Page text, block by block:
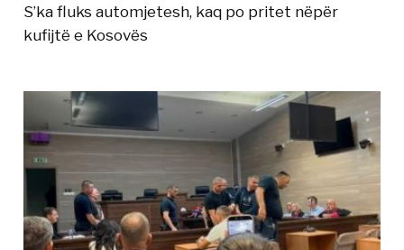
S’ka fluks automjetesh, kaq po pritet nëpër
kufijtë e Kosovës